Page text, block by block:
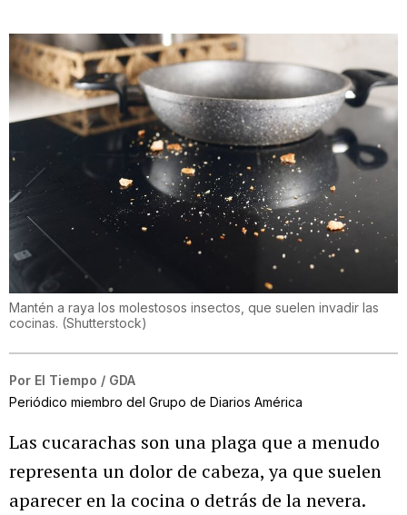
Mantén a raya los molestosos insectos, que suelen invadir las
cocinas. (Shutterstock)
Por El Tiempo / GDA
Periódico miembro del Grupo de Diarios América
Las cucarachas son una plaga que a menudo
representa un dolor de cabeza, ya que suelen
aparecer en la cocina o detrás de la nevera.